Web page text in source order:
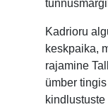
Kadrioru
keskpaika,
rajamine
ümber